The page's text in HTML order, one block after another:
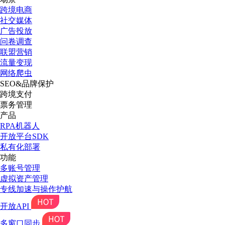
跨境电商
社交媒体
广告投放
问卷调查
联盟营销
流量变现
网络爬虫
SEO&品牌保护
跨境支付
票务管理
产品
RPA机器人
开放平台SDK
私有化部署
功能
多账号管理
虚拟资产管理
专线加速与操作护航
开放API
多窗口同步